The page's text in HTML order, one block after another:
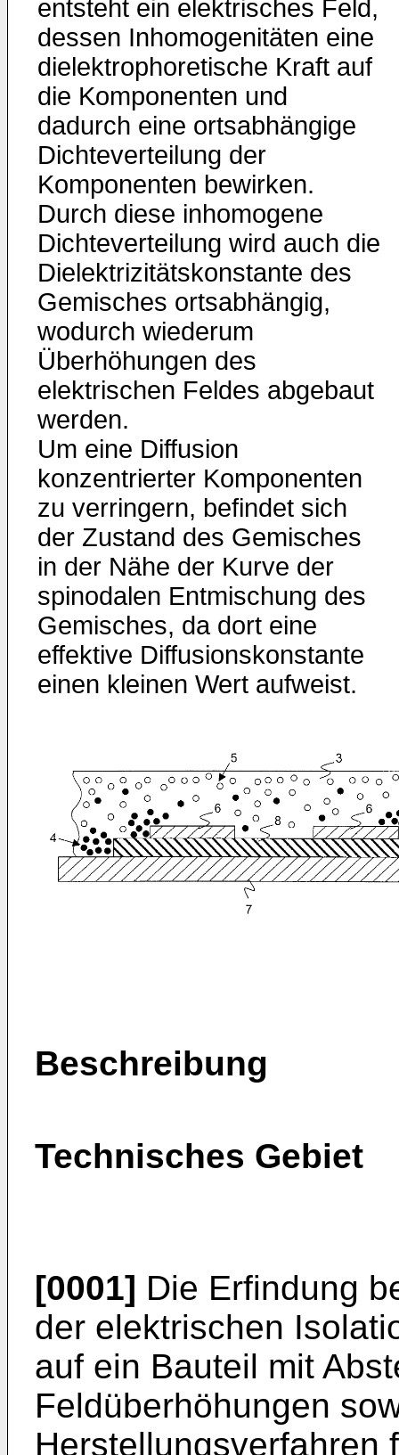
entsteht ein elektrisches Feld,
dessen Inhomogenitäten eine
dielektrophoretische Kraft auf
die Komponenten und
dadurch eine ortsabhängige
Dichteverteilung der
Komponenten bewirken.
Durch diese inhomogene
Dichteverteilung wird auch die
Dielektrizitätskonstante des
Gemisches ortsabhängig,
wodurch wiederum
Überhöhungen des
elektrischen Feldes abgebaut
werden.
Um eine Diffusion
konzentrierter Komponenten
zu verringern, befindet sich
der Zustand des Gemisches
in der Nähe der Kurve der
spinodalen Entmischung des
Gemisches, da dort eine
effektive Diffusionskonstante
einen kleinen Wert aufweist.
Beschreibung
Technisches Gebiet
[0001] Die Erfindung
der elektrischen
auf ein Bauteil mit
Feldüberhöhungen
Herstellungsverfahren